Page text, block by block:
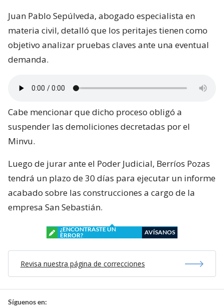
Juan Pablo Sepúlveda, abogado especialista en
materia civil, detalló que los peritajes tienen como
objetivo analizar pruebas claves ante una eventual
demanda.
Cabe mencionar que dicho proceso obligó a
suspender las demoliciones decretadas por el
Minvu.
Luego de jurar ante el Poder Judicial, Berríos Pozas
tendrá un plazo de 30 días para ejecutar un informe
acabado sobre las construcciones a cargo de la
empresa San Sebastián.
¿ENCONTRASTE UN
ERROR?
AVÍSANOS
Revisa nuestra página de correcciones
Síguenos en: